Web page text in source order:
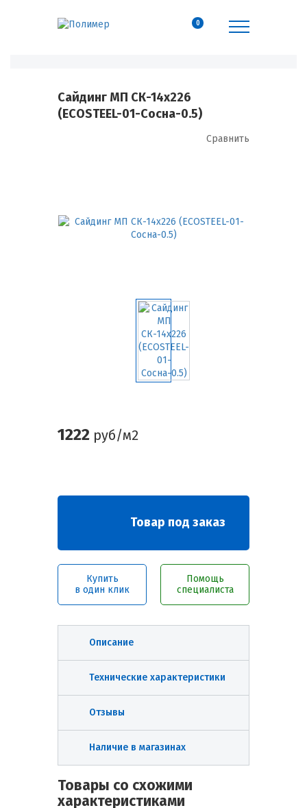
0
Сайдинг МП СК-14х226
(ECOSTEEL-01-Сосна-0.5)
Сравнить
1222 руб/м2
Товар под заказ
Купить
в один клик
Помощь
специалиста
Описание
Технические характеристики
Отзывы
Наличие в магазинах
Товары со схожими
характеристиками